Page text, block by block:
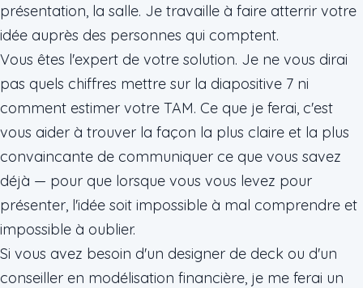
présentation, la salle. Je travaille à faire atterrir votre
idée auprès des personnes qui comptent.
Vous êtes l'expert de votre solution. Je ne vous dirai
pas quels chiffres mettre sur la diapositive 7 ni
comment estimer votre TAM. Ce que je ferai, c'est
vous aider à trouver la façon la plus claire et la plus
convaincante de communiquer ce que vous savez
déjà — pour que lorsque vous vous levez pour
présenter, l'idée soit impossible à mal comprendre et
impossible à oublier.
Si vous avez besoin d'un designer de deck ou d'un
conseiller en modélisation financière, je me ferai un